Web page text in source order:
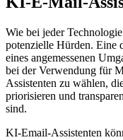
Wie bei jeder
potenzielle Hürden. Eine
eines angemessenen
bei der Verwendung für
Assistenten zu wählen,
priorisieren und
sind.
KI-Email-Assistenten